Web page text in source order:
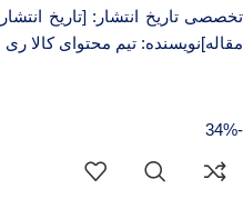
تخصصی تاریخ انتشار: [تاریخ انتشار
مقاله]نویسنده: تیم محتوای کالا ری
-34%